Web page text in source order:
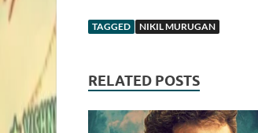
TAGGED NIKIL MURUGAN
RELATED POSTS